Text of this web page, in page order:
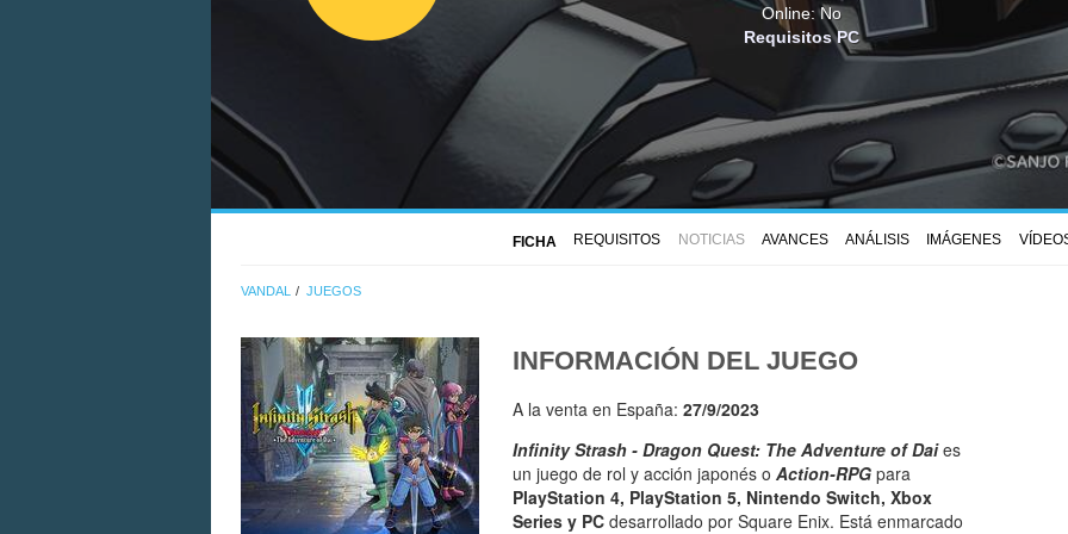
Online: No
Requisitos PC
FICHA REQUISITOS NOTICIAS AVANCES ANÁLISIS IMÁGENES
VANDAL JUEGOS
INFORMACIÓN DEL JUEGO
A la venta en España: 27/9/2023
Infinity Strash - Dragon Quest: The Adventure of Daies
un juego de rol y acción japonés o Action-RPG para
PlayStation 4, PlayStation 5, Nintendo Switch, Xbox
Series y PC desarrollado por Square Enix. Está enmarcado